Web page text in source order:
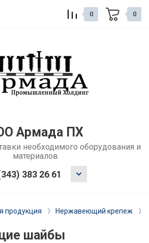
Армада ПХ
необходимого оборудования и
материалов
383 26 61
0 0
продукция Нержавеющий крепеж
шайбы